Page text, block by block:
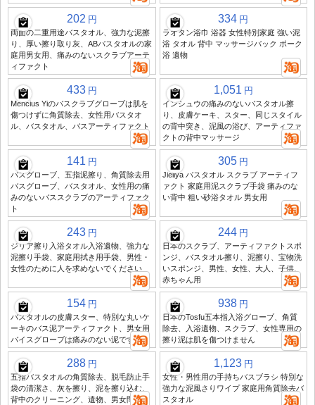
202 円
両面の二重用途バスタオル、強力な泥擦
り、厚い擦り取り灰、ABバスタオルの家
庭用男女用、痛みのないスクラブアーテ
ィファクト
334 円
ラオタン浴巾 浴器 女性特別家庭 強い泥
浴 タオル 背中 マッサージバック ポーク
浴 遺物
433 円
Mencius Yiのバスクラブグローブは肌を
傷つけずに角質除去、女性用バスタオ
ル、バスタオル、バスアーティファクト
1,051 円
インシュウの痛みのないバスタオル擦
り、皮膚ケーキ、スター、同じスタイル
の背中突き、泥風の浴び、アーティファ
クトの背中マッサージ
141 円
バスグローブ、五指泥擦り、角質除去用
バスグローブ、バスタオル、女性用の痛
みのないバススクラブのアーティファク
ト
305 円
Jieliya バスタオル スクラブ アーティフ
ァクト 家庭用泥スクラブ手袋 痛みのな
い背中 粗い砂浴タオル 男女用
243 円
ジリア擦り入浴タオル入浴遺物、強力な
泥擦り手袋、家庭用拭き用手袋、男性・
女性のために人を求めないでください
244 円
日本のスクラブ、アーティファクトスポ
ンジ、バスタオル擦り、泥擦り、宝物洗
いスポンジ、男性、女性、大人、子供、
赤ちゃん用
154 円
バスタオルの皮膚スター、特別な丸いケ
ーキのバス泥アーティファクト、男女用
バイスグローブは痛みのない泥です。
938 円
日本のTosfu五本指入浴グローブ、角質
除去、入浴遺物、スクラブ、女性専用の
擦り泥は肌を傷つけません
288 円
五指バスタオルの角質除去、脱毛防止手
袋の清潔さ、灰を擦り、泥を擦り込む、
背中のクリーニング、遺物、男女問わず
1,123 円
女性・男性用の手持ちバスブラシ 特別な
強力な泥風さりワイプ 家庭用角質除去バ
スタオル